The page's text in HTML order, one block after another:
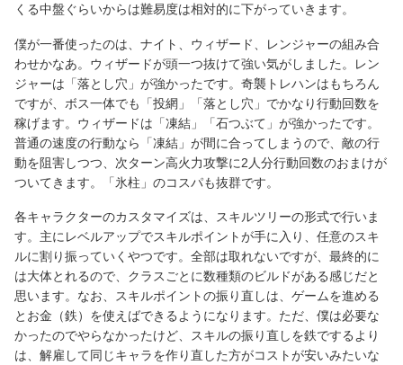
くる中盤ぐらいからは難易度は相対的に下がっていきます。
僕が一番使ったのは、ナイト、ウィザード、レンジャーの組み合
わせかなあ。ウィザードが頭一つ抜けて強い気がしました。レン
ジャーは「落とし穴」が強かったです。奇襲トレハンはもちろん
ですが、ボス一体でも「投網」「落とし穴」でかなり行動回数を
稼げます。ウィザードは「凍結」「石つぶて」が強かったです。
普通の速度の行動なら「凍結」が間に合ってしまうので、敵の行
動を阻害しつつ、次ターン高火力攻撃に2人分行動回数のおまけが
ついてきます。「氷柱」のコスパも抜群です。
各キャラクターのカスタマイズは、スキルツリーの形式で行いま
す。主にレベルアップでスキルポイントが手に入り、任意のスキ
ルに割り振っていくやつです。全部は取れないですが、最終的に
は大体とれるので、クラスごとに数種類のビルドがある感じだと
思います。なお、スキルポイントの振り直しは、ゲームを進める
とお金（鉄）を使えばできるようになります。ただ、僕は必要な
かったのでやらなかったけど、スキルの振り直しを鉄でするより
は、解雇して同じキャラを作り直した方がコストが安いみたいな